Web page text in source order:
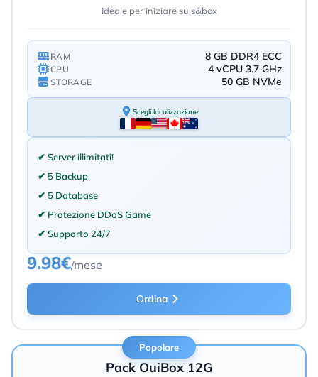
Ideale per iniziare su s&box
RAM 8 GB DDR4 ECC
CPU 4 vCPU 3.7 GHz
STORAGE 50 GB NVMe
Scegli localizzazione
✔ Server illimitati!
✔ 5 Backup
✔ 5 Database
✔ Protezione DDoS Game
✔ Supporto 24/7
9.98€/mese
Ordina
Popolare
Pack OuiBox 12G